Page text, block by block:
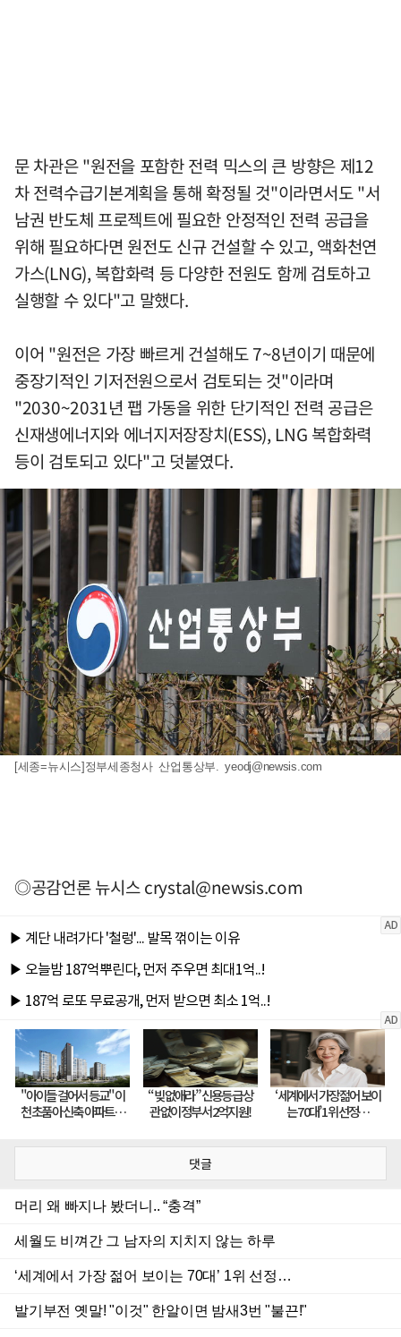
문 차관은 "원전을 포함한 전력 믹스의 큰 방향은 제12
차 전력수급기본계획을 통해 확정될 것"이라면서도 "서
남권 반도체 프로젝트에 필요한 안정적인 전력 공급을
위해 필요하다면 원전도 신규 건설할 수 있고, 액화천연
가스(LNG), 복합화력 등 다양한 전원도 함께 검토하고
실행할 수 있다"고 말했다.
이어 "원전은 가장 빠르게 건설해도 7~8년이기 때문에
중장기적인 기저전원으로서 검토되는 것"이라며
"2030~2031년 팹 가동을 위한 단기적인 전력 공급은
신재생에너지와 에너지저장장치(ESS), LNG 복합화력
등이 검토되고 있다"고 덧붙였다.
[세종=뉴시스]정부세종청사 산업통상부.yeodj@newsis.com
◎공감언론 뉴시스crystal@newsis.com
댓글